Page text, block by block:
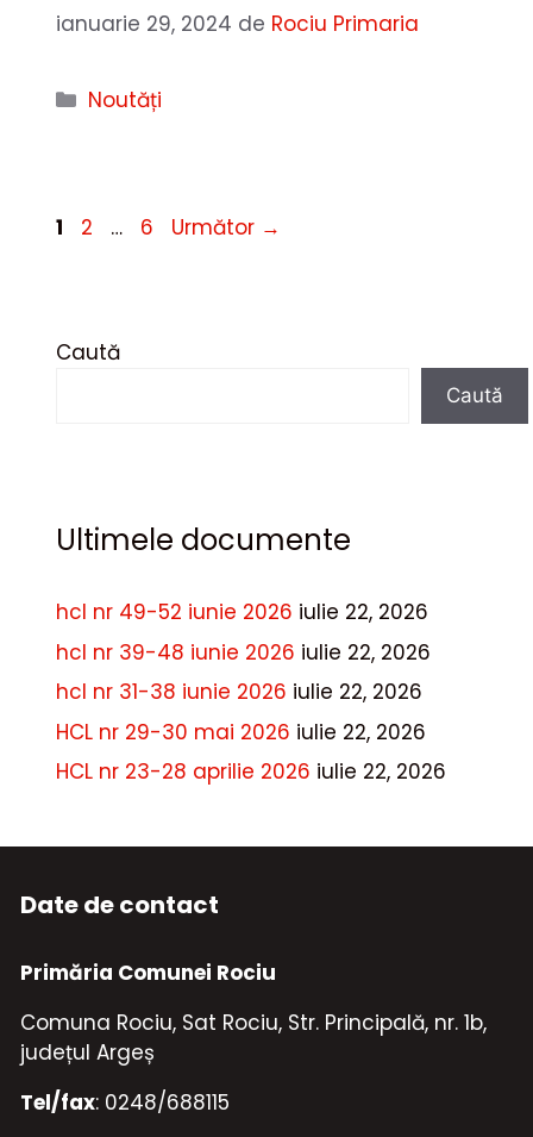
ianuarie 29, 2024 de Rociu Primaria
Categorii
Noutăți
Pagina
1 Pagina
2 … Pagina
6 Următor →
Caută
Caută
Ultimele documente
hcl nr 49-52 iunie 2026 iulie 22, 2026
hcl nr 39-48 iunie 2026 iulie 22, 2026
hcl nr 31-38 iunie 2026 iulie 22, 2026
HCL nr 29-30 mai 2026 iulie 22, 2026
HCL nr 23-28 aprilie 2026 iulie 22, 2026
Date de contact
Primăria Comunei Rociu
Comuna Rociu, Sat Rociu, Str. Principală, nr. 1b,
județul Argeș
Tel/fax: 0248/688115